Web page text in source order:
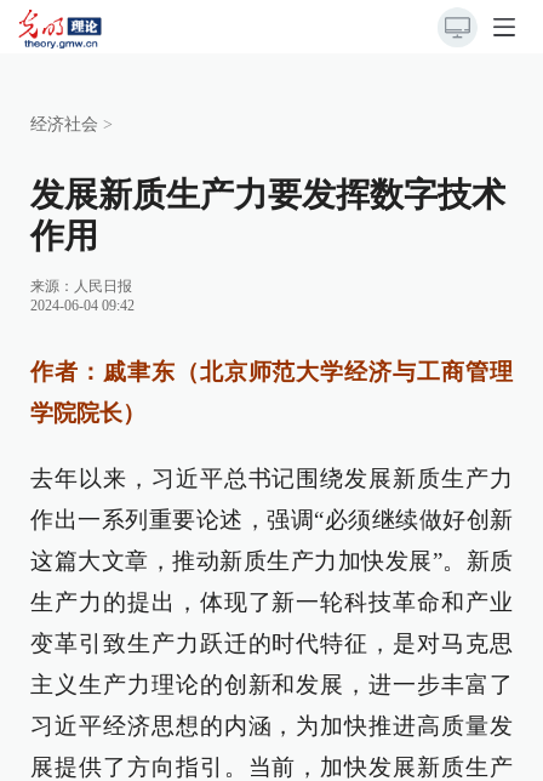
经济社会 >
发展新质生产力要发挥数字技术
作用
来源： 人民日报
2024-06-04 09:42
作者：戚聿东（北京师范大学经济与工商管理
学院院长）
去年以来，习近平总书记围绕发展新质生产力
作出一系列重要论述，强调“必须继续做好创新
这篇大文章，推动新质生产力加快发展”。新质
生产力的提出，体现了新一轮科技革命和产业
变革引致生产力跃迁的时代特征，是对马克思
主义生产力理论的创新和发展，进一步丰富了
习近平经济思想的内涵，为加快推进高质量发
展提供了方向指引。当前，加快发展新质生产